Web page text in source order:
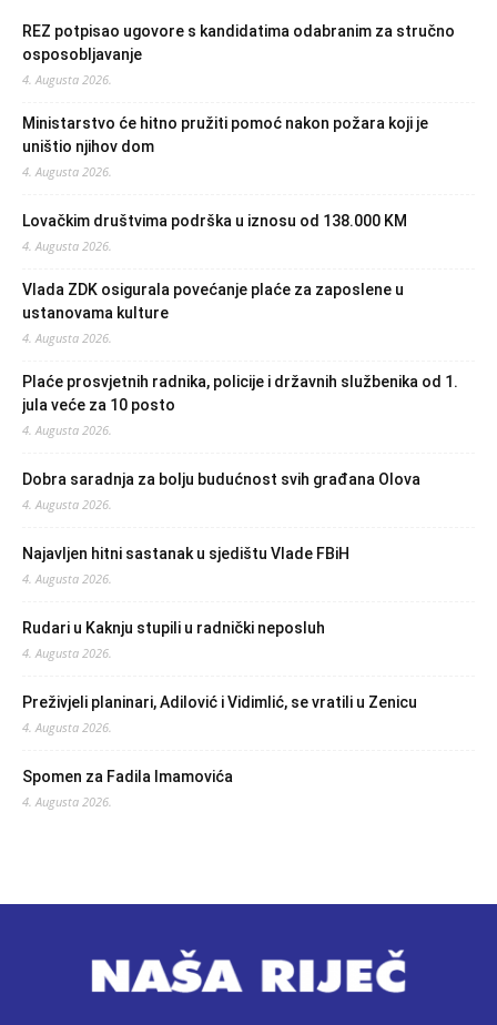
REZ potpisao ugovore s kandidatima odabranim za stručno
osposobljavanje
4. Augusta 2026.
Ministarstvo će hitno pružiti pomoć nakon požara koji je
uništio njihov dom
4. Augusta 2026.
Lovačkim društvima podrška u iznosu od 138.000 KM
4. Augusta 2026.
Vlada ZDK osigurala povećanje plaće za zaposlene u
ustanovama kulture
4. Augusta 2026.
Plaće prosvjetnih radnika, policije i državnih službenika od 1.
jula veće za 10 posto
4. Augusta 2026.
Dobra saradnja za bolju budućnost svih građana Olova
4. Augusta 2026.
Najavljen hitni sastanak u sjedištu Vlade FBiH
4. Augusta 2026.
Rudari u Kaknju stupili u radnički neposluh
4. Augusta 2026.
Preživjeli planinari, Adilović i Vidimlić, se vratili u Zenicu
4. Augusta 2026.
Spomen za Fadila Imamovića
4. Augusta 2026.